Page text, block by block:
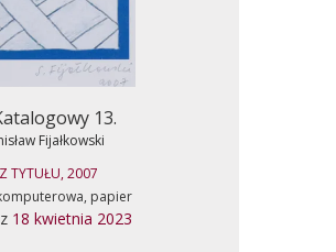
13.
Fijałkowski
TYTUŁU, 2007
papier
18 kwietnia 2023